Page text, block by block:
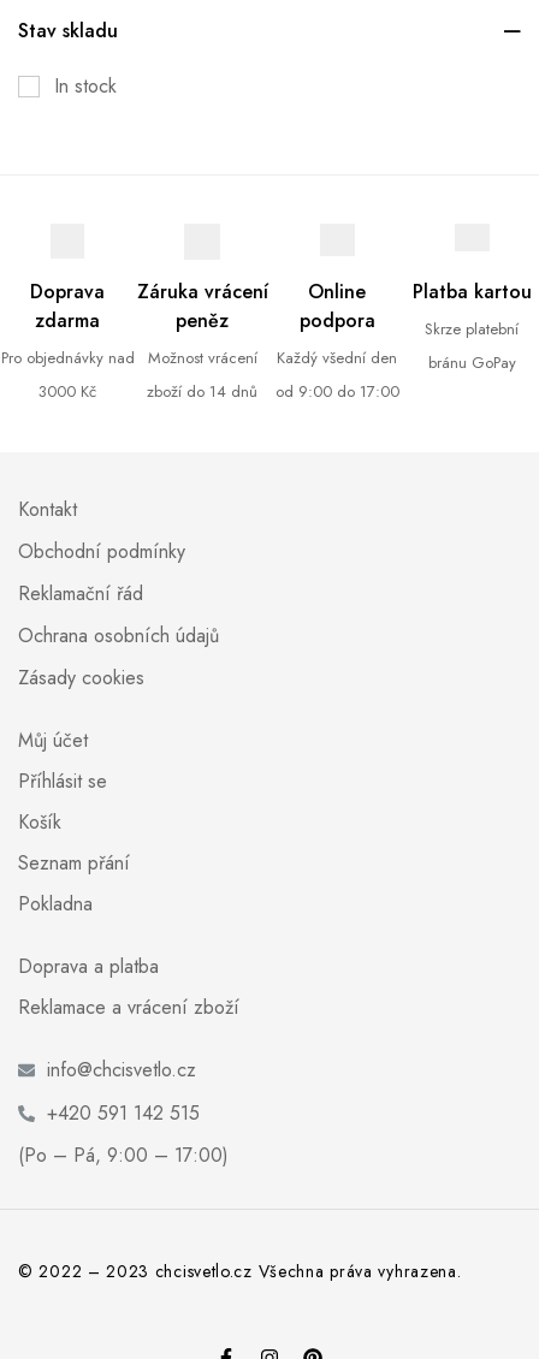
Stav skladu
In stock
Doprava
zdarma
Pro objednávky nad
3000 Kč
Záruka vrácení
peněz
Možnost vrácení
zboží do 14 dnů
Online
podpora
Každý všední den
od 9:00 do 17:00
Platba kartou
Skrze platební
bránu GoPay
Kontakt
Obchodní podmínky
Reklamační řád
Ochrana osobních údajů
Zásady cookies
Můj účet
Příhlásit se
Košík
Seznam přání
Pokladna
Doprava a platba
Reklamace a vrácení zboží
info@chcisvetlo.cz
+420 591 142 515
(Po – Pá, 9:00 – 17:00)
© 2022 – 2023 chcisvetlo.cz Všechna práva vyhrazena.